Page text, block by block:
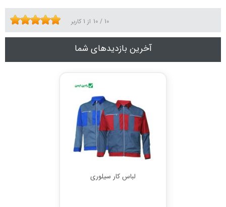
10 / 10 از 1 کاربر
آخرین بازدیدهای شما
لباس کار سیلوری